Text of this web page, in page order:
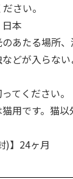
さい。
日本
のあたる場所
どが入らな
てください。
猫用です。猫
)】24ヶ月